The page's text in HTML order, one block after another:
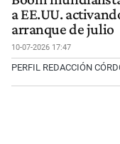
a EE.UU.
arranque de julio
10-07-2026 17:47
PERFIL REDACCIÓN